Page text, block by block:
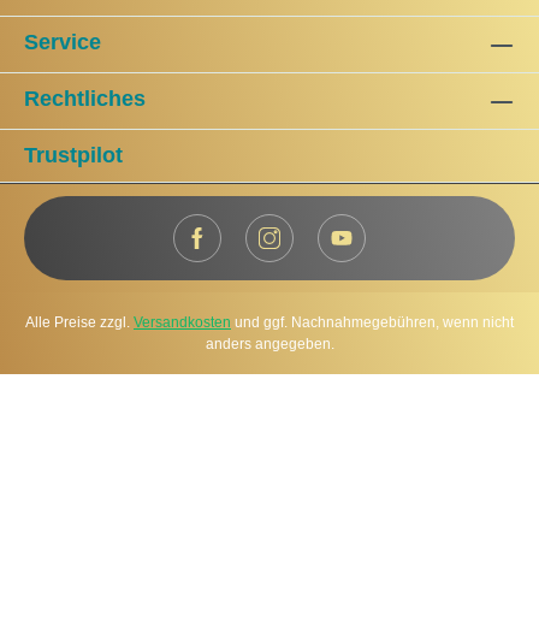
Service
Rechtliches
Trustpilot
Alle Preise zzgl. Versandkosten und ggf. Nachnahmegebühren, wenn nicht
anders angegeben.